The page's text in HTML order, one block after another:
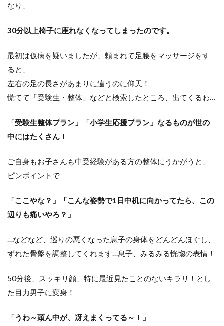
なり、
30分以上椅子に座れなくなってしまったのです。
最初は仮病を疑いましたが、頼まれて足腰をマッサージをす
ると、
左右の足の長さがあまりに違うのに仰天！
慌てて「受験生・整体」などと検索したところ、出てくるわ…
「受験生整体プラン」「小学生応援プラン」なるものが世の
中にはたくさん！
ご自身もお子さんも中受経験がある方の整体にうかがうと、
ピンポイントで
「ここやな？」「こんな姿勢で1日中机に向かってたら、この
辺りも痛いやろ？」
…などなど、巡りの悪くなった息子の身体をどんどんほぐし、
ずれた骨盤を調整してくれます…息子、みるみる恍惚の表情！
50分後、スッキリ顔、特に最近見たことのないキラリ！とし
た目力男子に変身！
「うわ～頭ん中が、冴えまくってる～！」